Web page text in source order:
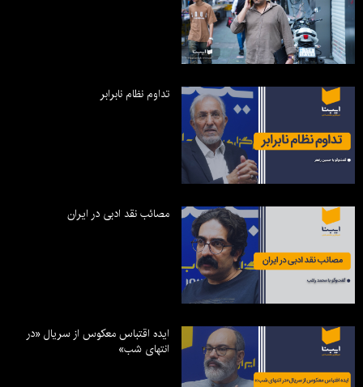
تداوم نظام نابرابر
مصائب نقد ادبی در ایران
ایده اقتباس معکوس از سریال «در
انتهای شب»